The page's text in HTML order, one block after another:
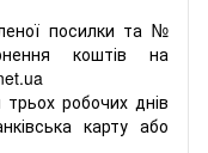
посилки та №
коштів на
робочих днів
карту або